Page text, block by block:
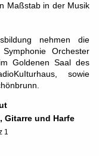
Maßstab in der Musik
nehmen die
Orchester
Goldenen Saal des
sowie
Gitarre und Harfe
1